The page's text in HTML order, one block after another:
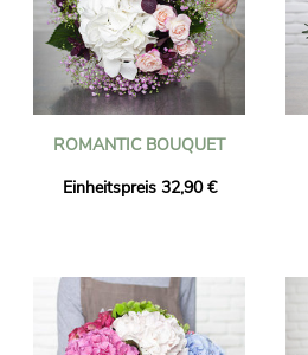
ROMANTIC BOUQUET
Einheitspreis 32,90 €